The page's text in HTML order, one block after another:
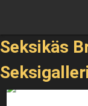
Seksikäs